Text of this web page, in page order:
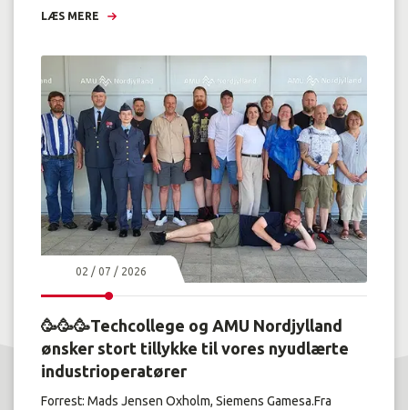
LÆS MERE
02 / 07 / 2026
🥳🥳🥳Techcollege og AMU Nordjylland
ønsker stort tillykke til vores nyudlærte
industrioperatører
Forrest: Mads Jensen Oxholm, Siemens Gamesa.Fra